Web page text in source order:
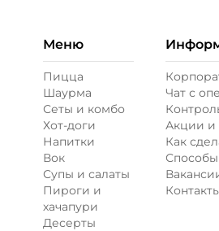
Меню
Пицца
Шаурма
Сеты и комбо
Хот-доги
Напитки
Вок
Супы и салаты
Пироги и
хачапури
Десерты
Чат с
Акции и
Как